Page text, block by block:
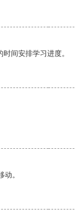
间安排学习进度。
。